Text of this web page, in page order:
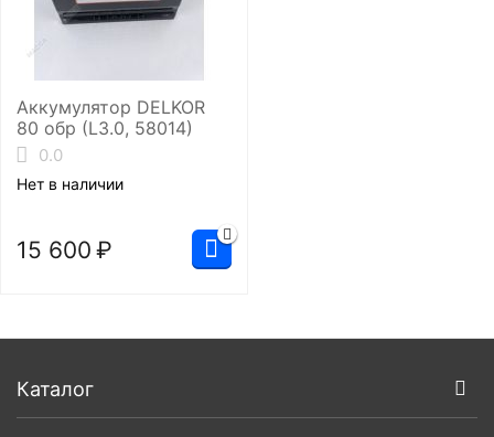
Аккумулятор DELKOR
80 обр (L3.0, 58014)
0.0
Нет в наличии
15 600 ₽
Каталог